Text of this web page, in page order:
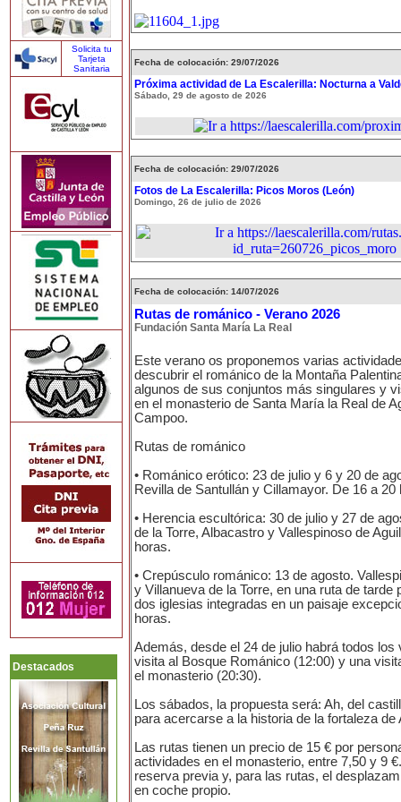
Solicita tu
Tarjeta
Sanitaria
Destacados
Fecha de colocación: 29/07/2026
Próxima actividad de La Escalerilla: Nocturna a
Sábado, 29 de agosto de 2026
Fecha de colocación: 29/07/2026
Fotos de La Escalerilla: Picos Moros (León)
Domingo, 26 de julio de 2026
Fecha de colocación: 14/07/2026
Rutas de románico - Verano 2026
Fundación Santa María La Real
Este verano os proponemos varias
descubrir el románico de la Montaña
algunos de sus conjuntos más singulares y
en el monasterio de Santa María la Real de
Campoo.
Rutas de románico
• Románico erótico: 23 de julio y 6 y 20 de
Revilla de Santullán y Cillamayor. De 16 a 20
• Herencia escultórica: 30 de julio y 27 de
de la Torre, Albacastro y Vallespinoso de
horas.
• Crepúsculo románico: 13 de agosto.
y Villanueva de la Torre, en una ruta de tarde
dos iglesias integradas en un paisaje
horas.
Además, desde el 24 de julio habrá todos los
visita al Bosque Románico (12:00) y una
el monasterio (20:30).
Los sábados, la propuesta será: Ah, del
para acercarse a la historia de la fortaleza de
Las rutas tienen un precio de 15 € por
actividades en el monasterio, entre 7,50 y 9
reserva previa y, para las rutas, el
en coche propio.